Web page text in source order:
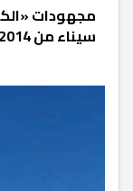
مجهودات
سيناء من 2014 وحتى 2021